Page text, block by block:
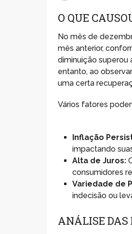
O QUE
No mês de
mês anterior,
diminuição superou
entanto, ao
uma certa
Vários fatores
Inflação
impactando
Alta de Juros:
consumidores
Variedade de
indecisão ou
ANÁLISE DAS